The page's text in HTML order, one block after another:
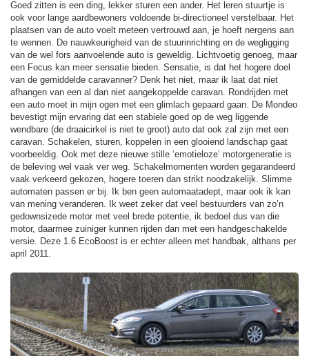
Goed zitten is een ding, lekker sturen een ander. Het leren stuurtje is
ook voor lange aardbewoners voldoende bi-directioneel verstelbaar. Het
plaatsen van de auto voelt meteen vertrouwd aan, je hoeft nergens aan
te wennen. De nauwkeurigheid van de stuurinrichting en de wegligging
van de wel fors aanvoelende auto is geweldig. Lichtvoetig genoeg, maar
een Focus kan meer sensatie bieden. Sensatie, is dat het hogere doel
van de gemiddelde caravanner? Denk het niet, maar ik laat dat niet
afhangen van een al dan niet aangekoppelde caravan. Rondrijden met
een auto moet in mijn ogen met een glimlach gepaard gaan. De Mondeo
bevestigt mijn ervaring dat een stabiele goed op de weg liggende
wendbare (de draaicirkel is niet te groot) auto dat ook zal zijn met een
caravan. Schakelen, sturen, koppelen in een glooiend landschap gaat
voorbeeldig. Ook met deze nieuwe stille ‘emotieloze’ motorgeneratie is
de beleving wel vaak ver weg. Schakelmomenten worden gegarandeerd
vaak verkeerd gekozen, hogere toeren dan strikt noodzakelijk. Slimme
automaten passen er bij. Ik ben geen automaatadept, maar ook ik kan
van mening veranderen. Ik weet zeker dat veel bestuurders van zo’n
gedownsizede motor met veel brede potentie, ik bedoel dus van die
motor, daarmee zuiniger kunnen rijden dan met een handgeschakelde
versie. Deze 1.6 EcoBoost is er echter alleen met handbak, althans per
april 2011.